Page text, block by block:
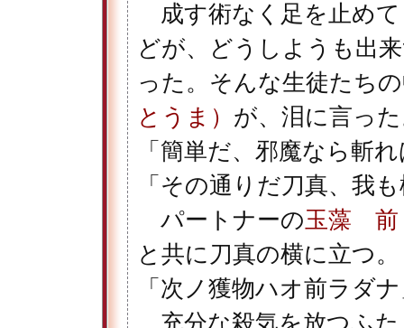
成す術なく足を止め
どが、どうしようも出
った。そんな生徒たち
とうま） が、泪に言っ
「簡単だ、邪魔なら斬
「その通りだ刀真、我
パートナーの玉藻 前
と共に刀真の横に立つ。
「次ノ獲物ハオ前ラダ